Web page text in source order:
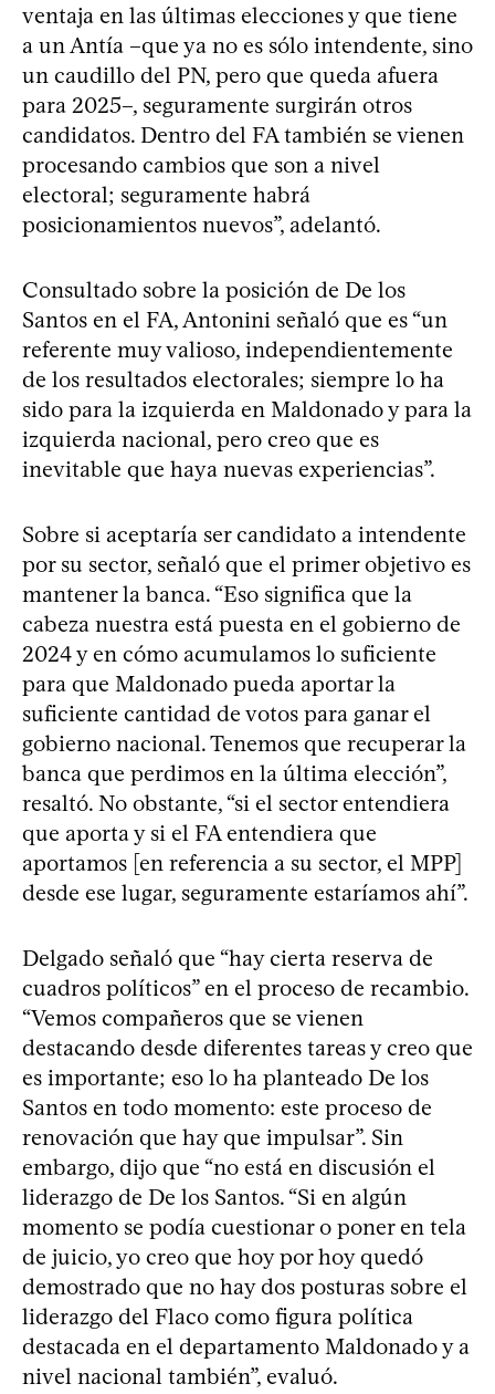
ventaja en las últimas elecciones y que tiene
a un Antía –que ya no es sólo intendente, sino
un caudillo del PN, pero que queda afuera
para 2025–, seguramente surgirán otros
candidatos. Dentro del FA también se vienen
procesando cambios que son a nivel
electoral; seguramente habrá
posicionamientos nuevos”, adelantó.
Consultado sobre la posición de De los
Santos en el FA, Antonini señaló que es “un
referente muy valioso, independientemente
de los resultados electorales; siempre lo ha
sido para la izquierda en Maldonado y para la
izquierda nacional, pero creo que es
inevitable que haya nuevas experiencias”.
Sobre si aceptaría ser candidato a intendente
por su sector, señaló que el primer objetivo es
mantener la banca. “Eso significa que la
cabeza nuestra está puesta en el gobierno de
2024 y en cómo acumulamos lo suficiente
para que Maldonado pueda aportar la
suficiente cantidad de votos para ganar el
gobierno nacional. Tenemos que recuperar la
banca que perdimos en la última elección”,
resaltó. No obstante, “si el sector entendiera
que aporta y si el FA entendiera que
aportamos [en referencia a su sector, el MPP]
desde ese lugar, seguramente estaríamos ahí”.
Delgado señaló que “hay cierta reserva de
cuadros políticos” en el proceso de recambio.
“Vemos compañeros que se vienen
destacando desde diferentes tareas y creo que
es importante; eso lo ha planteado De los
Santos en todo momento: este proceso de
renovación que hay que impulsar”. Sin
embargo, dijo que “no está en discusión el
liderazgo de De los Santos. “Si en algún
momento se podía cuestionar o poner en tela
de juicio, yo creo que hoy por hoy quedó
demostrado que no hay dos posturas sobre el
liderazgo del Flaco como figura política
destacada en el departamento Maldonado y a
nivel nacional también”, evaluó.